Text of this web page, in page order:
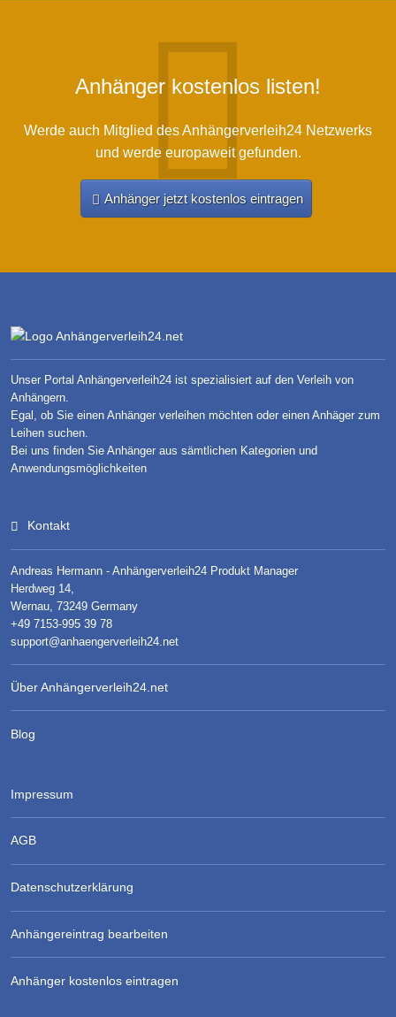
Anhänger kostenlos listen!
Werde auch Mitglied des Anhängerverleih24 Netzwerks
und werde europaweit gefunden.
Anhänger jetzt kostenlos eintragen
Unser Portal Anhängerverleih24 ist spezialisiert auf den Verleih von
Anhängern.
Egal, ob Sie einen Anhänger verleihen möchten oder einen Anhäger zum
Leihen suchen.
Bei uns finden Sie Anhänger aus sämtlichen Kategorien und
Anwendungsmöglichkeiten
Kontakt
Andreas Hermann - Anhängerverleih24 Produkt Manager
Herdweg 14,
Wernau, 73249 Germany
+49 7153-995 39 78
support@anhaengerverleih24.net
Über Anhängerverleih24.net
Blog
Impressum
AGB
Datenschutzerklärung
Anhängereintrag bearbeiten
Anhänger kostenlos eintragen